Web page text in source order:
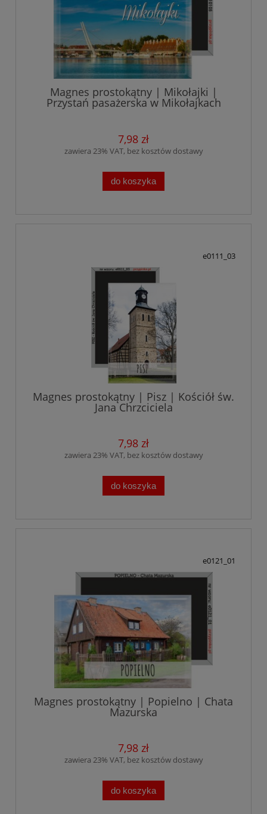
Magnes prostokątny | Mikołajki |
Przystań pasażerska w Mikołajkach
7,98 zł
zawiera 23% VAT, bez kosztów dostawy
do koszyka
e0111_03
Magnes prostokątny | Pisz | Kościół św.
Jana Chrzciciela
7,98 zł
zawiera 23% VAT, bez kosztów dostawy
do koszyka
e0121_01
Magnes prostokątny | Popielno | Chata
Mazurska
7,98 zł
zawiera 23% VAT, bez kosztów dostawy
do koszyka